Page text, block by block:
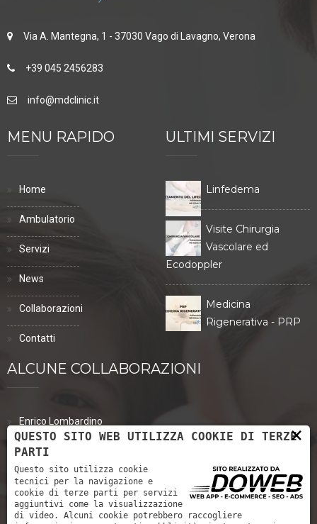
Via A. Mantegna, 1 - 37030 Vago di Lavagno, Verona
+39 045 2456283
info@mdclinic.it
MENU RAPIDO
Home
Ambulatorio
Servizi
News
Collaborazioni
Contatti
ULTIMI SERVIZI
Linfedema
Visite Chirurgia
Vascolare ed
Ecodoppler
Medicina
Rigenerativa - PRP
ALCUNE COLLABORAZIONI
Enrico Lombardino
Eva Tinazzi
Dott. Riccardo Francesco Rossato
Dott.ssa Maria Brighenti
×
QUESTO SITO WEB UTILIZZA COOKIE DI TERZE
PARTI
Questo sito utilizza cookie
tecnici per la navigazione e
cookie di terze parti per servizi
aggiuntivi come la visualizzazione
di video. Alcuni cookie potrebbero raccogliere